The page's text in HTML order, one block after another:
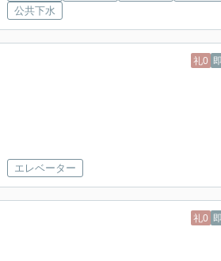
公共下水
礼0
エレベーター
礼0